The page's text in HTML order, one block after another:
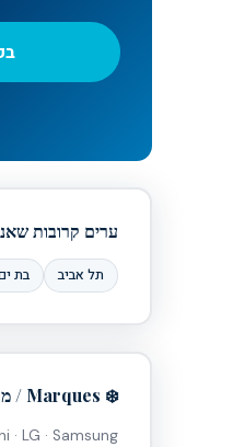
ערים קרובות
תל אביב בת
❄️ Marques / מותגים
· LG · Samsung